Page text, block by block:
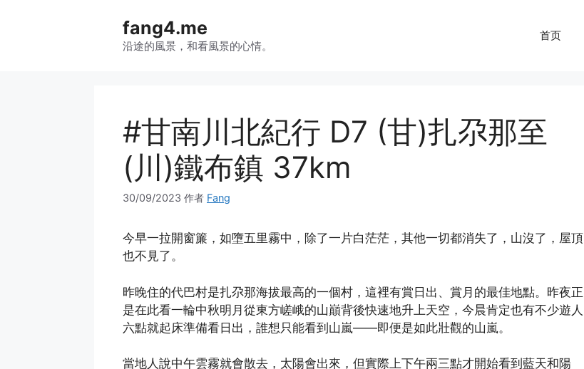
fang4.me
沿途的風景，和看風景的心情。
首页
#甘南川北紀行 D7 (甘)扎尕那至
(川)鐵布鎮 37km
30/09/2023 作者 Fang
今早一拉開窗簾，如墮五里霧中，除了一片白茫茫，其他一切都消失了，山沒了，屋頂
也不見了。
昨晚住的代巴村是扎尕那海拔最高的一個村，這裡有賞日出、賞月的最佳地點。昨夜正
是在此看一輪中秋明月從東方嵯峨的山巔背後快速地升上天空，今晨肯定也有不少遊人
六點就起床準備看日出，誰想只能看到山嵐——即便是如此壯觀的山嵐。
當地人說中午雲霧就會散去，太陽會出來，但實際上下午兩三點才開始看到藍天和陽